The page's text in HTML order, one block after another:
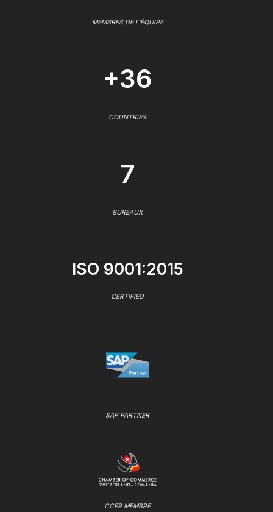
MEMBRES DE L'ÉQUIPE
+36
COUNTRIES
7
BUREAUX
ISO 9001:2015
CERTIFIED
SAP PARTNER
CCER MEMBRE